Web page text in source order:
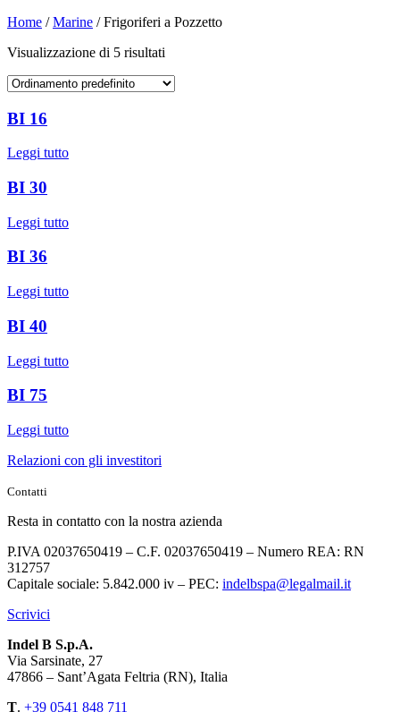
Home /Marine / Frigoriferi a Pozzetto
Visualizzazione di 5 risultati
BI 16
Leggi tutto
BI 30
Leggi tutto
BI 36
Leggi tutto
BI 40
Leggi tutto
BI 75
Leggi tutto
Relazioni con gli investitori
Contatti
Resta in contatto con la nostra azienda
P.IVA 02037650419 – C.F. 02037650419 – Numero REA: RN
312757
Capitale sociale: 5.842.000 iv – PEC: indelbspa@legalmail.it
Scrivici
Indel B S.p.A.
Via Sarsinate, 27
47866 – Sant’Agata Feltria (RN), Italia
T. +39 0541 848 711